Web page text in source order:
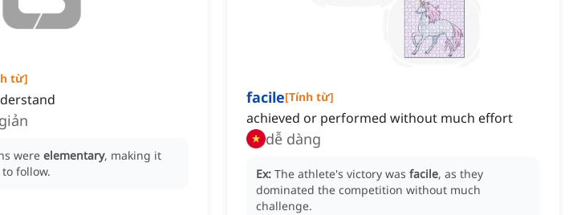
từ]
were elementary, making it
follow.
facile[Tính từ]
achieved or performed without much effort
dễ dàng
Ex: The athlete's victory was facile, as they
dominated the competition without much
challenge.